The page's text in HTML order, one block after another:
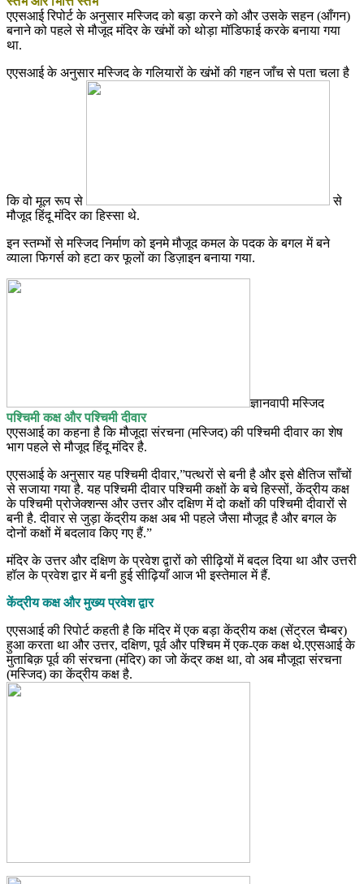
एएसआई रिपोर्ट के अनुसार मस्जिद को बड़ा करने को और उसके सहन (आँगन)
बनाने को पहले से मौजूद मंदिर के खंभों को थोड़ा मॉडिफाई करके बनाया गया
था.
एएसआई के अनुसार मस्जिद के गलियारों के खंभों की गहन जाँच से पता चला है
कि वो मूल रूप से
से
मौजूद हिंदू मंदिर का हिस्सा थे.
इन स्तम्भों से मस्जिद निर्माण को इनमे मौजूद कमल के पदक के बगल में बने
व्याला फिगर्स को हटा कर फूलों का डिज़ाइन बनाया गया.
ज्ञानवापी मस्जिद
पश्चिमी कक्ष और पश्चिमी दीवार
एएसआई का कहना है कि मौजूदा संरचना (मस्जिद) की पश्चिमी दीवार का शेष
भाग पहले से मौजूद हिंदू मंदिर है.
एएसआई के अनुसार यह पश्चिमी दीवार,”पत्थरों से बनी है और इसे क्षैतिज साँचों
से सजाया गया है. यह पश्चिमी दीवार पश्चिमी कक्षों के बचे हिस्सों, केंद्रीय कक्ष
के पश्चिमी प्रोजेक्शन्स और उत्तर और दक्षिण में दो कक्षों की पश्चिमी दीवारों से
बनी है. दीवार से जुड़ा केंद्रीय कक्ष अब भी पहले जैसा मौजूद है और बगल के
दोनों कक्षों में बदलाव किए गए हैं.”
मंदिर के उत्तर और दक्षिण के प्रवेश द्वारों को सीढ़ियों में बदल दिया था और उत्तरी
हॉल के प्रवेश द्वार में बनी हुई सीढ़ियाँ आज भी इस्तेमाल में हैं.
केंद्रीय कक्ष और मुख्य प्रवेश द्वार
एएसआई की रिपोर्ट कहती है कि मंदिर में एक बड़ा केंद्रीय कक्ष (सेंट्रल चैम्बर)
हुआ करता था और उत्तर, दक्षिण, पूर्व और पश्चिम में एक-एक कक्ष थे.एएसआई के
मुताबिक़ पूर्व की संरचना (मंदिर) का जो केंद्र कक्ष था, वो अब मौजूदा संरचना
(मस्जिद) का केंद्रीय कक्ष है.